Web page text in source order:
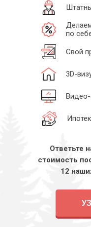
Свой
по
3D-
Ответьте
стоимость
12